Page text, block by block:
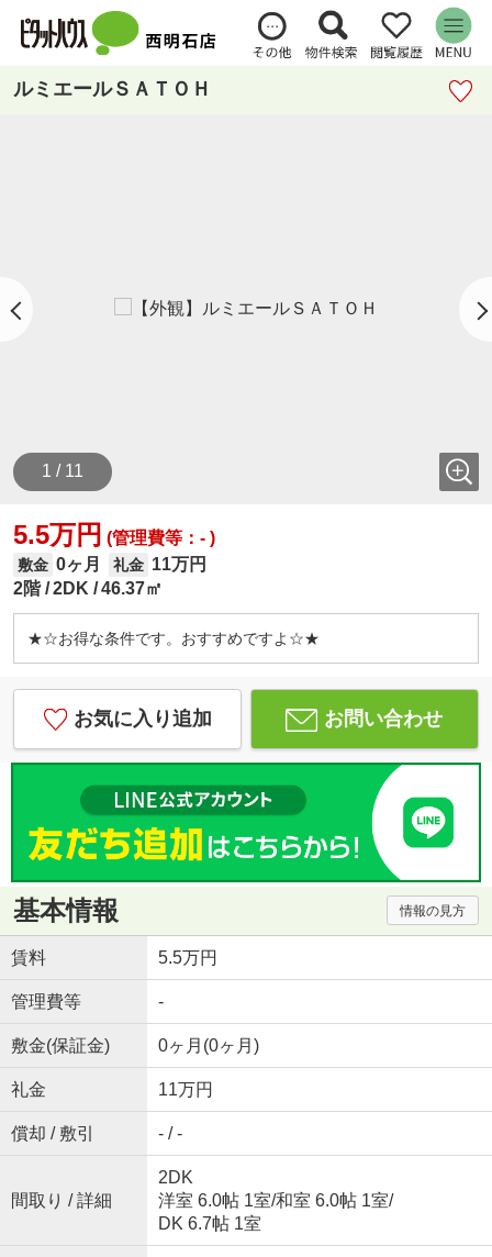
ルミエールＳＡＴＯＨ
1 / 11
5.5万円 (管理費等：- )
敷金 0ヶ月 礼金 11万円
2階 2DK 46.37㎡
★☆お得な条件です。おすすめですよ☆★
お気に入り追加 お問い合わせ
基本情報 情報の見方
賃料 5.5万円
管理費等 -
敷金(保証金) 0ヶ月(0ヶ月)
礼金 11万円
償却 / 敷引 - / -
間取り / 詳細
2DK
洋室 6.0帖 1室/和室 6.0帖 1室/
DK 6.7帖 1室